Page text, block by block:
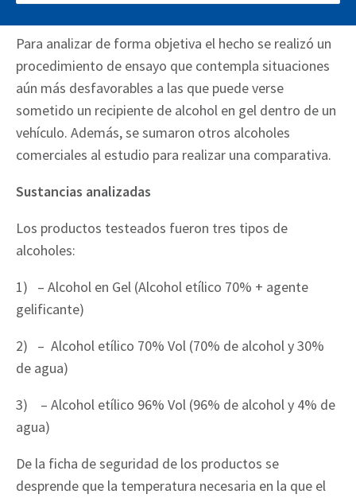
debido a la elevada temperatura del habitáculo.
Para analizar de forma objetiva el hecho se realizó un
procedimiento de ensayo que contempla situaciones
aún más desfavorables a las que puede verse
sometido un recipiente de alcohol en gel dentro de un
vehículo. Además, se sumaron otros alcoholes
comerciales al estudio para realizar una comparativa.
Sustancias analizadas
Los productos testeados fueron tres tipos de
alcoholes:
1) – Alcohol en Gel (Alcohol etílico 70% + agente
gelificante)
2) – Alcohol etílico 70% Vol (70% de alcohol y 30%
de agua)
3) – Alcohol etílico 96% Vol (96% de alcohol y 4% de
agua)
De la ficha de seguridad de los productos se
desprende que la temperatura necesaria en la que el